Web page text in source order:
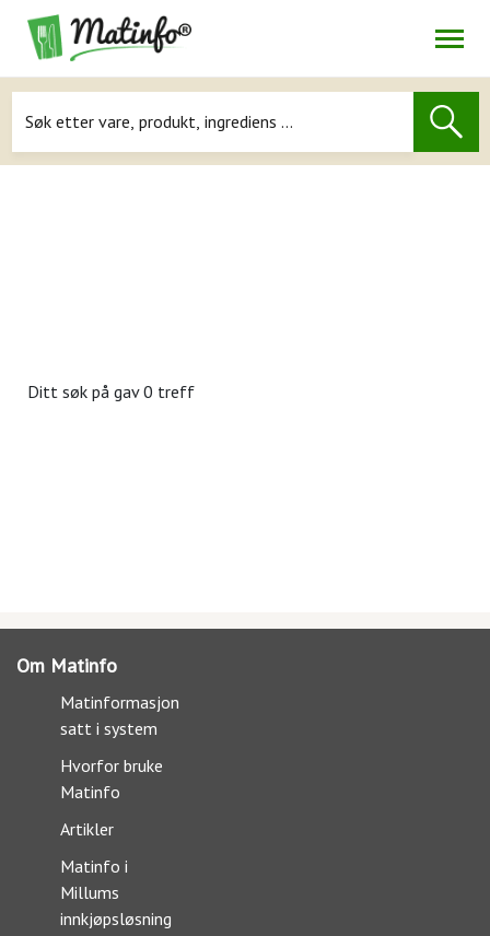
Navigasjon
Ditt søk på gav 0 treff
Om Matinfo
Matinformasjon
satt i system
Hvorfor bruke
Matinfo
Artikler
Matinfo i
Millums
innkjøpsløsning